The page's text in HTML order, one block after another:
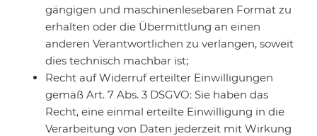
gängigen und maschinenlesebaren Format zu
erhalten oder die Übermittlung an einen
anderen Verantwortlichen zu verlangen, soweit
dies technisch machbar ist;
Recht auf Widerruf erteilter Einwilligungen
gemäß Art. 7 Abs. 3 DSGVO: Sie haben das
Recht, eine einmal erteilte Einwilligung in die
Verarbeitung von Daten jederzeit mit Wirkung